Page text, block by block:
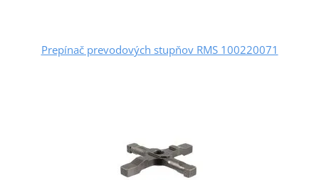
Prepínač prevodových stupňov RMS 100220071